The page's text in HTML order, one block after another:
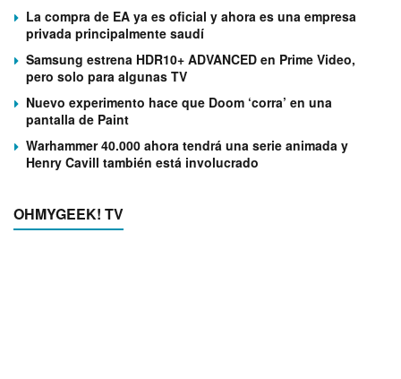
La compra de EA ya es oficial y ahora es una empresa
privada principalmente saudí
Samsung estrena HDR10+ ADVANCED en Prime Video,
pero solo para algunas TV
Nuevo experimento hace que Doom ‘corra’ en una
pantalla de Paint
Warhammer 40.000 ahora tendrá una serie animada y
Henry Cavill también está involucrado
OHMYGEEK! TV